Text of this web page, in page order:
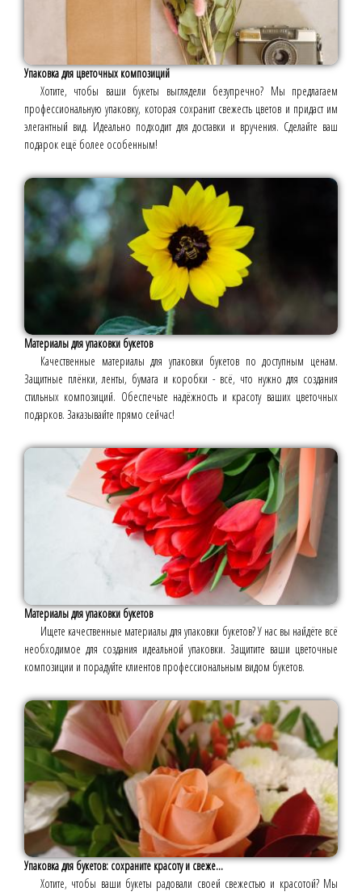
Упаковка для цветочных композиций
Хотите, чтобы ваши букеты выглядели безупречно? Мы предлагаем
профессиональную упаковку, которая сохранит свежесть цветов и придаст им
элегантный вид. Идеально подходит для доставки и вручения. Сделайте ваш
подарок ещё более особенным!
Материалы для упаковки букетов
Качественные материалы для упаковки букетов по доступным ценам.
Защитные плёнки, ленты, бумага и коробки - всё, что нужно для создания
стильных композиций. Обеспечьте надёжность и красоту ваших цветочных
подарков. Заказывайте прямо сейчас!
Материалы для упаковки букетов
Ищете качественные материалы для упаковки букетов? У нас вы найдёте всё
необходимое для создания идеальной упаковки. Защитите ваши цветочные
композиции и порадуйте клиентов профессиональным видом букетов.
Упаковка для букетов: сохраните красоту и свеже...
Хотите, чтобы ваши букеты радовали своей свежестью и красотой? Мы